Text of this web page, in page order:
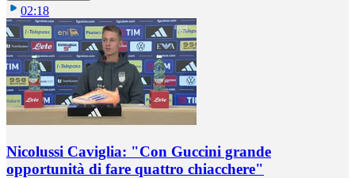
02:18
Nicolussi Caviglia: "Con Guccini grande
opportunità di fare quattro chiacchere"